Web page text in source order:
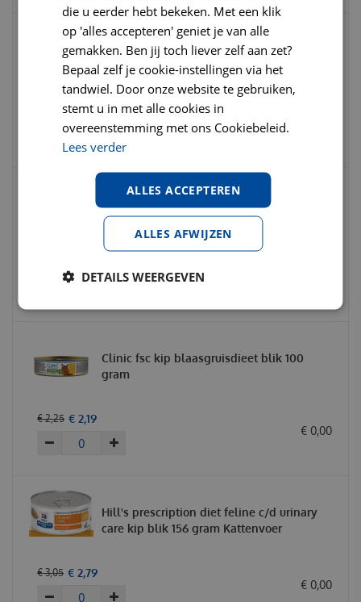
Clinic fds 60 gram Cat multidiet treat salm
95 € 3,25
Clinic fsc rund blaasgruisdieet blik 100
gram
Clinic fsc kip blaasgruisdieet blik 100
gram
€ 2,25 € 2,19
€ 0,00
Hill's prescription diet feline c/d urinary
care kip blik 156 gram Kattenvoer
€ 3,05 € 2,79
€ 0,00
die u eerder hebt bekeken. Met een klik
op 'alles accepteren' geniet je van alle
gemakken. Ben jij toch liever zelf aan zet?
Bepaal zelf je cookie-instellingen via het
tandwiel. Door onze website te gebruiken,
stemt u in met alle cookies in
overeenstemming met ons Cookiebeleid.
Lees verder
ALLES ACCEPTEREN
ALLES AFWIJZEN
DETAILS WEERGEVEN